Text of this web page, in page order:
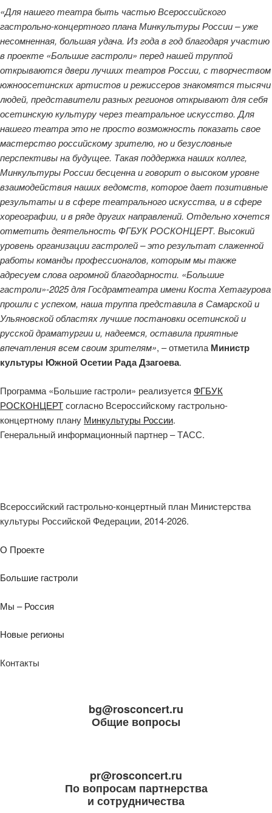
«Для нашего театра быть частью Всероссийского
гастрольно-концертного плана Минкультуры России – уже
несомненная, большая удача. Из года в год благодаря участию
в проекте «Большие гастроли» перед нашей труппой
открываются двери лучших театров России, с творчеством
южноосетинских артистов и режиссеров знакомятся тысячи
людей, представители разных регионов открывают для себя
осетинскую культуру через театральное искусство. Для
нашего театра это не просто возможность показать свое
мастерство российскому зрителю, но и безусловные
перспективы на будущее. Такая поддержка наших коллег,
Минкультуры России бесценна и говорит о высоком уровне
взаимодействия наших ведомств, которое дает позитивные
результаты и в сфере театрального искусства, и в сфере
хореографии, и в ряде других направлений. Отдельно хочется
отметить деятельность ФГБУК РОСКОНЦЕРТ. Высокий
уровень организации гастролей – это результат слаженной
работы команды профессионалов, которым мы также
адресуем слова огромной благодарности. «Большие
гастроли»-2025 для Госдрамтеатра имени Коста Хетагурова
прошли с успехом, наша труппа представила в Самарской и
Ульяновской областях лучшие постановки осетинской и
русской драматургии и, надеемся, оставила приятные
впечатления всем своим зрителям», – отметила Министр
культуры Южной Осетии Рада Дзагоева.
Программа «Большие гастроли» реализуется ФГБУК
РОСКОНЦЕРТсогласно Всероссийскому гастрольно-
концертному плану Минкультуры России.
Генеральный информационный партнер – ТАСС.
Всероссийский гастрольно-концертный план Министерства
культуры Российской Федерации, 2014-2026.
О Проекте
Большие гастроли
Мы – Россия
Новые регионы
Контакты
bg@rosconcert.ru
Общие вопросы
pr@rosconcert.ru
По вопросам партнерства
и сотрудничества